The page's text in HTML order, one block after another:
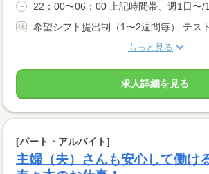
22：00〜06：00 上記時間帯、週1日〜/1
希望シフト提出制（1〜2週間毎） テスト
もっと見る
求人詳細を見る
[パート・アルバイト]
主婦（夫）さんも安心して働け